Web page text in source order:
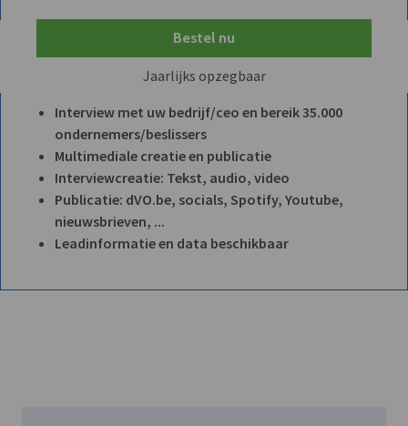
Bestel nu
Jaarlijks opzegbaar
Interview met uw bedrijf/ceo en bereik 35.000
ondernemers/beslissers
Multimediale creatie en publicatie
Interviewcreatie: Tekst, audio, video
Publicatie: dVO.be, socials, Spotify, Youtube,
nieuwsbrieven, ...
Leadinformatie en data beschikbaar